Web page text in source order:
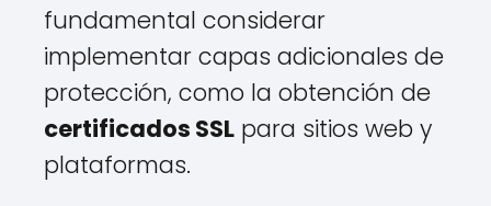
fundamental considerar
implementar capas adicionales de
protección, como la obtención de
certificados SSL para sitios web y
plataformas.